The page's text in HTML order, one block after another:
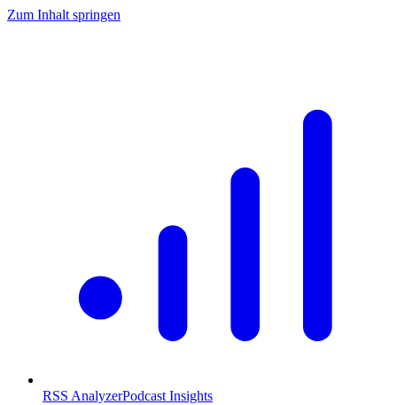
Zum Inhalt springen
RSS AnalyzerPodcast Insights